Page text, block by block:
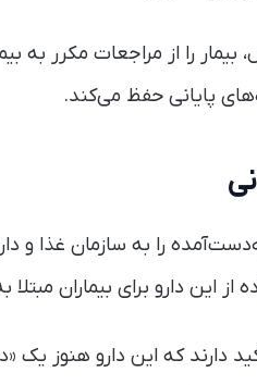
را از مراجعات مکرر به
پایانی حفظ می‌کند.
از این دارو برای بیماران
دارند که این دارو هنوز یک